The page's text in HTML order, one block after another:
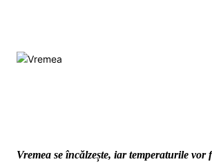
Vremea se încălzește, iar temperaturile